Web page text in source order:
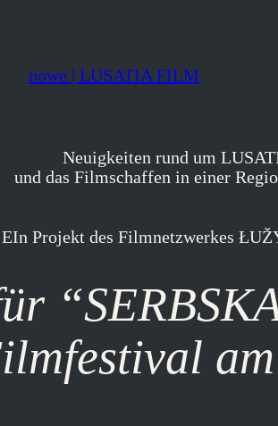
nowe | LUSATIA FILM
Neuigkeiten rund um
und das Filmschaffen in einer